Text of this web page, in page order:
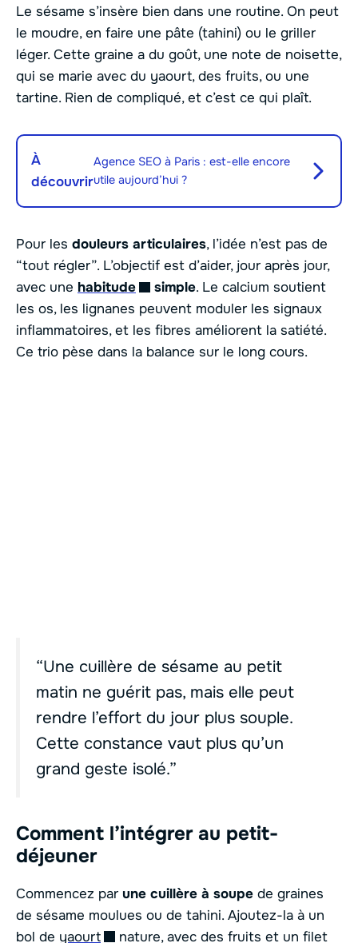
Le sésame s’insère bien dans une routine. On peut
le moudre, en faire une pâte (tahini) ou le griller
léger. Cette graine a du goût, une note de noisette,
qui se marie avec du yaourt, des fruits, ou une
tartine. Rien de compliqué, et c’est ce qui plaît.
À
découvrir
Agence SEO à Paris : est-elle encore
utile aujourd’hui ?
Pour les douleurs articulaires, l’idée n’est pas de
“tout régler”. L’objectif est d’aider, jour après jour,
avec une habitude simple. Le calcium soutient
les os, les lignanes peuvent moduler les signaux
inflammatoires, et les fibres améliorent la satiété.
Ce trio pèse dans la balance sur le long cours.
“Une cuillère de sésame au petit
matin ne guérit pas, mais elle peut
rendre l’effort du jour plus souple.
Cette constance vaut plus qu’un
grand geste isolé.”
Comment l’intégrer au petit-
déjeuner
Commencez par une cuillère à soupe de graines
de sésame moulues ou de tahini. Ajoutez-la à un
bol de yaourt nature, avec des fruits et un filet